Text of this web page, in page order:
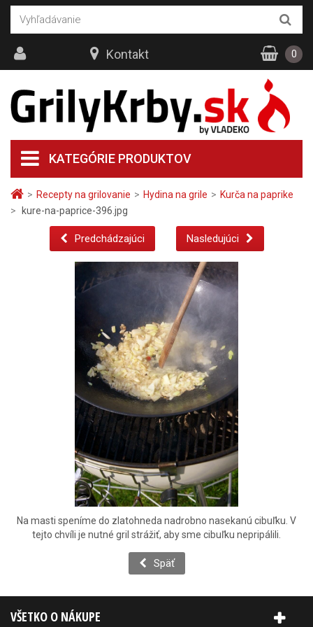
> Recepty na grilovanie > Hydina na grile > Kurča na paprike
>
kure-na-paprice-396.jpg
Predchádzajúci Nasledujúci
Na masti speníme do zlatohneda nadrobno nasekanú cibuľku. V
tejto chvíli je nutné gril strážiť, aby sme cibuľku nepripálili.
Späť
KATEGÓRIE PRODUKTOV
Kontakt 0
VŠETKO O NÁKUPE